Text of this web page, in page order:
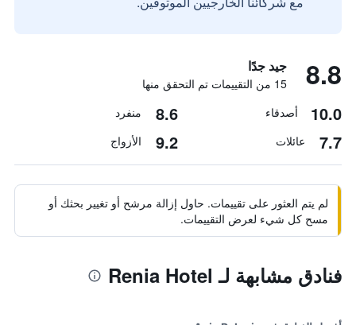
8.8 جيد جدًا
15 من التقييمات تم التحقق منها
10.0 أصدقاء 8.6 منفرد
7.7 عائلات 9.2 الأزواج
لم يتم العثور على تقييمات. حاول إزالة مرشح أو تغيير بحثك أو
مسح كل شيء لعرض التقييمات.
فنادق مشابهة لـ Renia Hotel